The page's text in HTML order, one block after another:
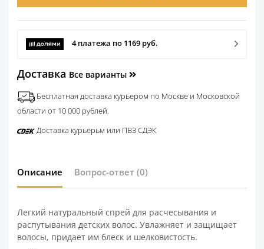
4 платежа по 1169 руб.
Доставка Все варианты
Бесплатная доставка курьером по Москве и Московской
области от 10 000 рублей.
Доставка курьерьм или ПВЗ СДЭК
Описание Вопрос-ответ(0)
Легкий натуральный спрей для расчесывания и
распутывания детских волос. Увлажняет и защищает
волосы, придает им блеск и шелковистость.